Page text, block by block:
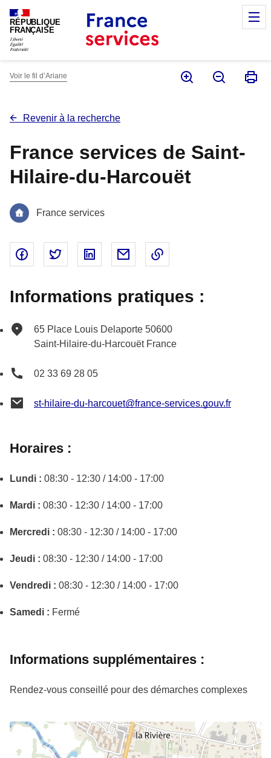
RÉPUBLIQUE
FRANÇAISE
Voir le fil d’Ariane
Revenir à la recherche
France services de Saint-
Hilaire-du-Harcouët
France services
Partager sur Facebook - nouvelle fenêtre
Partager sur Twitter - nouvelle fenêtre
Partager sur Linked In - nouvelle
Partager par email - nouvelle
Informations pratiques :
65 Place Louis Delaporte 50600
Saint-Hilaire-du-Harcouët France
02 33 69 28 05
st-hilaire-du-harcouet@france-services.gouv.fr
Horaires :
Lundi : 08:30 - 12:30 / 14:00 - 17:00
Mardi : 08:30 - 12:30 / 14:00 - 17:00
Mercredi : 08:30 - 12:30 / 14:00 - 17:00
Jeudi : 08:30 - 12:30 / 14:00 - 17:00
Vendredi : 08:30 - 12:30 / 14:00 - 17:00
Samedi : Fermé
Informations supplémentaires :
Rendez-vous conseillé pour des démarches complexes